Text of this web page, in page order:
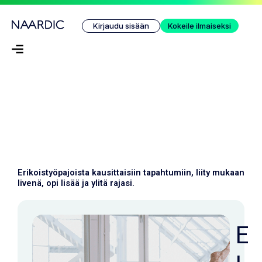
Siirry
sisältöön
Kirjaudu sisään Kokeile ilmaiseksi
Erikoistyöpajoista kausittaisiin tapahtumiin, liity mukaan
livenä, opi lisää ja ylitä rajasi.
E